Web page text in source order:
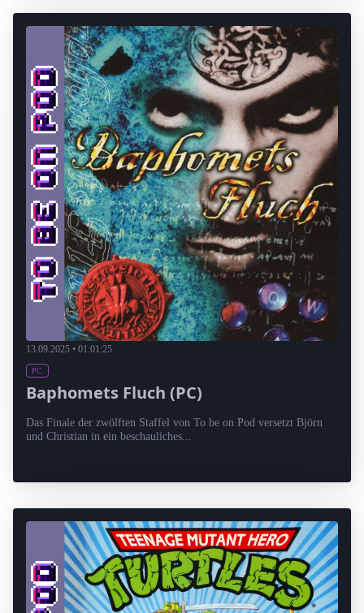
13.09.2025 • 01:01:25
PC
Baphomets Fluch (PC)
Das Finale der zwölften Staffel von To be on Pod versetzt Björn
und Christian in ein beschauliches...